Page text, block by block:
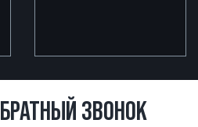
ЗВОНОК